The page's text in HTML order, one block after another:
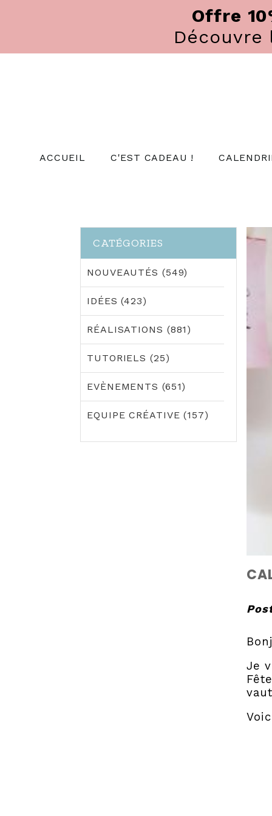
Offre
ACCUEIL C'EST CADEAU !
Je
CATÉGORIES
NOUVEAUTÉS (549)
IDÉES (423)
RÉALISATIONS (881)
TUTORIELS (25)
EVÈNEMENTS (651)
EQUIPE CRÉATIVE (157)